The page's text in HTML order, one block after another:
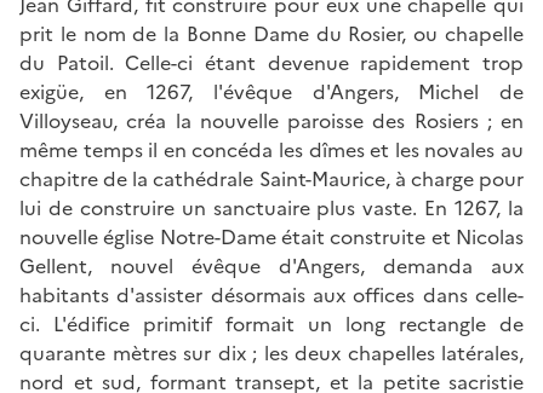
prit le nom de la Bonne Dame du Rosier, ou chapelle
du Patoil. Celle-ci étant devenue rapidement trop
exigüe, en 1267, l'évêque d'Angers, Michel de
Villoyseau, créa la nouvelle paroisse des Rosiers ; en
même temps il en concéda les dîmes et les novales au
chapitre de la cathédrale Saint-Maurice, à charge pour
lui de construire un sanctuaire plus vaste. En 1267, la
nouvelle église Notre-Dame était construite et Nicolas
Gellent, nouvel évêque d'Angers, demanda aux
habitants d'assister désormais aux offices dans celle-
ci. L'édifice primitif formait un long rectangle de
quarante mètres sur dix ; les deux chapelles latérales,
nord et sud, formant transept, et la petite sacristie